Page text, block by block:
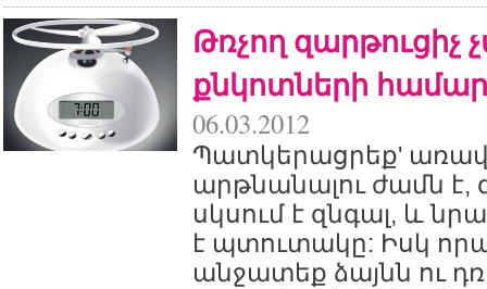
Թռչող
քնկոտների համար
06.03.2012
Պատկերացրեք'
արթնանալու ժամն է,
սկսում է զնգալ, և
է պտուտակը: Իսկ
անջատեք ձայնն ու